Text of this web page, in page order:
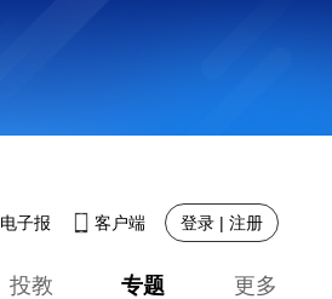
电子报 客户端 登录 | 注册
投教 专题 更多